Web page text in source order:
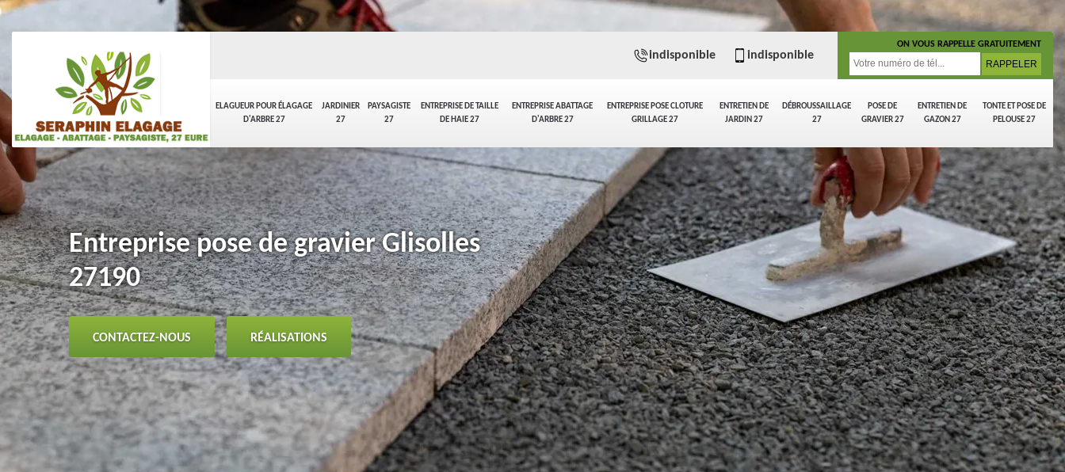
ELAGUEUR POUR ÉLAGAGE
D'ARBRE 27
JARDINIER
27
PAYSAGISTE
27
ENTREPRISE DE TAILLE
DE HAIE 27
ENTREPRISE ABATTAGE
D'ARBRE 27
ENTREPRISE POSE CLOTURE
GRILLAGE 27
ENTRETIEN DE
JARDIN 27
DÉBROUSSAILLAGE
27
POSE DE
GRAVIER 27
ENTRETIEN DE
GAZON 27
TONTE ET POSE DE
PELOUSE 27
indisponible indisponible
ON VOUS RAPPELLE GRATUITEMENT
Entreprise pose de gravier Glisolles
27190
CONTACTEZ-NOUS RÉALISATIONS